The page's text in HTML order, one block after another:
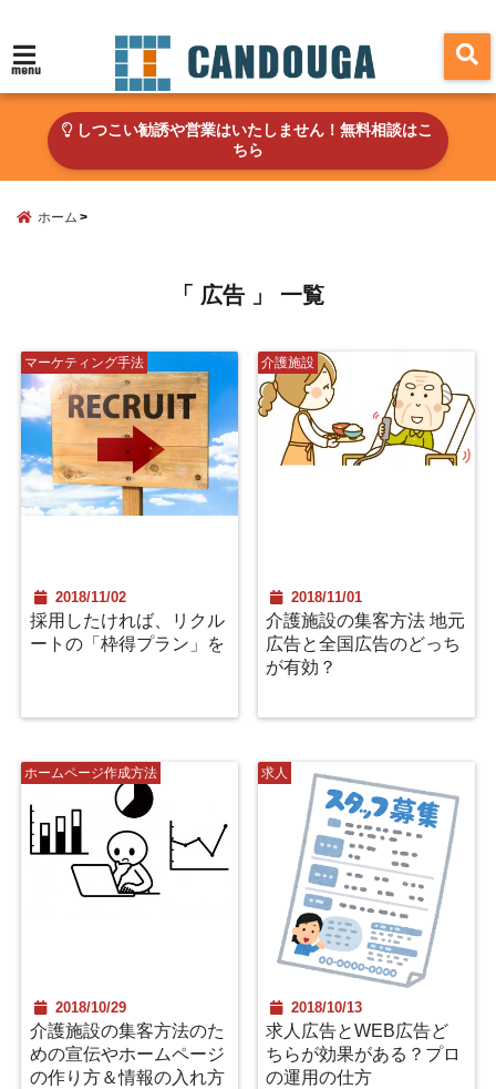
menu
しつこい勧誘や営業はいたしません！無料相談はこ
ちら
ホーム
「 広告 」 一覧
マーケティング手法
2018/11/02
採用したければ、リクル
ートの「枠得プラン」を
介護施設
2018/11/01
介護施設の集客方法 地元
広告と全国広告のどっち
が有効？
ホームページ作成方法
2018/10/29
介護施設の集客方法のた
めの宣伝やホームページ
の作り方＆情報の入れ方
求人
2018/10/13
求人広告とWEB広告ど
ちらが効果がある？プロ
の運用の仕方